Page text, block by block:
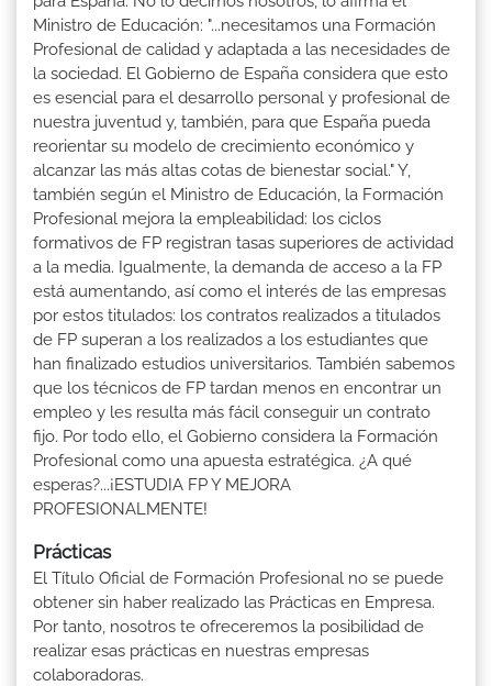
Ministro de Educación: "...necesitamos una Formación
Profesional de calidad y adaptada a las necesidades de
la sociedad. El Gobierno de España considera que esto
es esencial para el desarrollo personal y profesional de
nuestra juventud y, también, para que España pueda
reorientar su modelo de crecimiento económico y
alcanzar las más altas cotas de bienestar social." Y,
también según el Ministro de Educación, la Formación
Profesional mejora la empleabilidad: los ciclos
formativos de FP registran tasas superiores de actividad
a la media. Igualmente, la demanda de acceso a la FP
está aumentando, así como el interés de las empresas
por estos titulados: los contratos realizados a titulados
de FP superan a los realizados a los estudiantes que
han finalizado estudios universitarios. También sabemos
que los técnicos de FP tardan menos en encontrar un
empleo y les resulta más fácil conseguir un contrato
fijo. Por todo ello, el Gobierno considera la Formación
Profesional como una apuesta estratégica. ¿A qué
esperas?...¡ESTUDIA FP Y MEJORA
PROFESIONALMENTE!
Prácticas
El Título Oficial de Formación Profesional no se puede
obtener sin haber realizado las Prácticas en Empresa.
Por tanto, nosotros te ofreceremos la posibilidad de
realizar esas prácticas en nuestras empresas
colaboradoras.